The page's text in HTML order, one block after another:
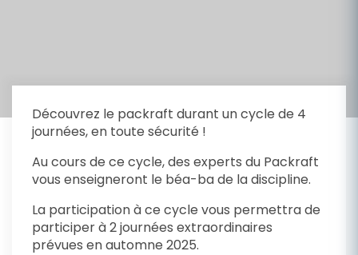
Découvrez le packraft durant un cycle de 4
journées, en toute sécurité !
Au cours de ce cycle, des experts du Packraft
vous enseigneront le béa-ba de la discipline.
La participation à ce cycle vous permettra de
participer à 2 journées extraordinaires
prévues en automne 2025.